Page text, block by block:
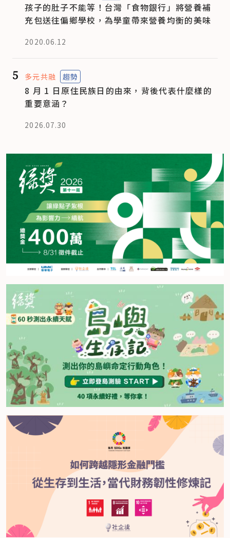
孩子的肚子不能等！台灣「食物銀行」將營養補
充包送往偏鄉學校，為學童帶來營養均衡的美味
2020.06.12
5 多元共融 趨勢
8 月 1 日原住民族日的由來，背後代表什麼樣的
重要意涵？
2026.07.30